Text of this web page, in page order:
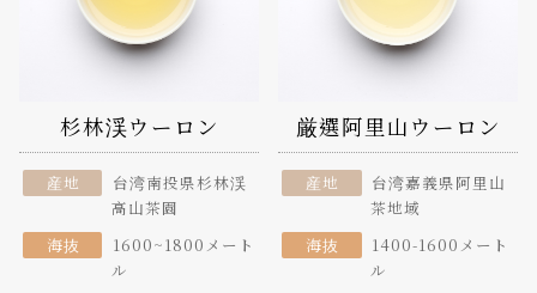
杉林渓ウーロン
産地
台湾南投県杉林渓
高山茶園
海抜
1600~1800メート
ル
厳選阿里山ウーロン
産地
台湾嘉義県阿里山
茶地域
海抜
1400-1600メート
ル